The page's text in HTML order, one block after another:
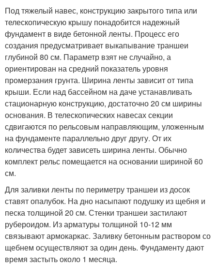
Под тяжелый навес, конструкцию закрытого типа или
телескопическую крышу понадобится надежный
фундамент в виде бетонной ленты. Процесс его
создания предусматривает выкапывание траншеи
глубиной 80 см. Параметр взят не случайно, а
ориентирован на средний показатель уровня
промерзания грунта. Ширина ленты зависит от типа
крыши. Если над бассейном на даче устанавливать
стационарную конструкцию, достаточно 20 см ширины
основания. В телескопических навесах секции
сдвигаются по рельсовым направляющим, уложенным
на фундаменте параллельно друг другу. От их
количества будет зависеть ширина ленты. Обычно
комплект рельс помещается на основании шириной 60
см.
Для заливки ленты по периметру траншеи из досок
ставят опалубок. На дно насыпают подушку из щебня и
песка толщиной 20 см. Стенки траншеи застилают
рубероидом. Из арматуры толщиной 10-12 мм
связывают армокаркас. Заливку бетонным раствором со
щебнем осуществляют за один день. Фундаменту дают
время застыть около 1 месяца.